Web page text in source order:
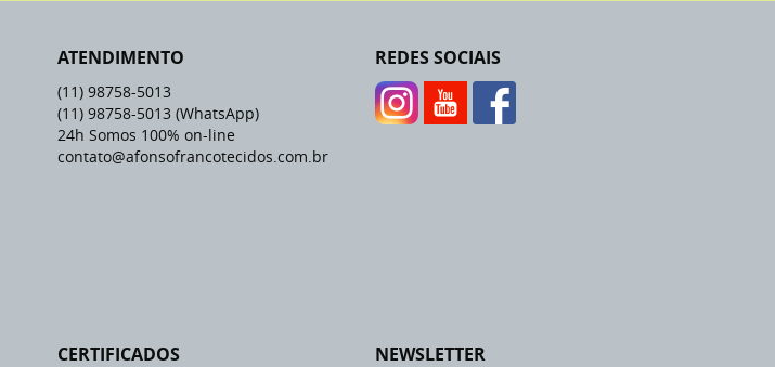
ATENDIMENTO
(11) 98758-5013
(11) 98758-5013 (WhatsApp)
24h Somos 100% on-line
contato@afonsofrancotecidos.com.br
REDES SOCIAIS
CERTIFICADOS NEWSLETTER